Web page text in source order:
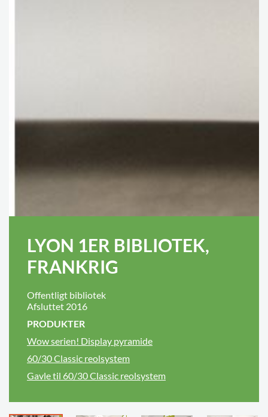
LYON 1ER BIBLIOTEK,
FRANKRIG
Offentligt bibliotek
Afsluttet 2016
PRODUKTER
Wow serien! Display pyramide
60/30 Classic reolsystem
Gavle til 60/30 Classic reolsystem